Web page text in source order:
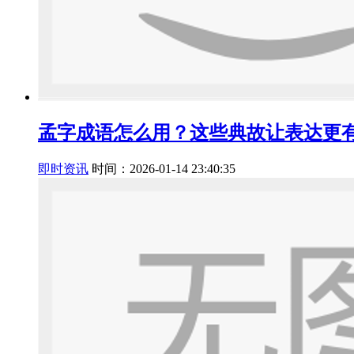
孟字成语怎么用？这些典故让表达更
即时资讯 时间：2026-01-14 23:40:35